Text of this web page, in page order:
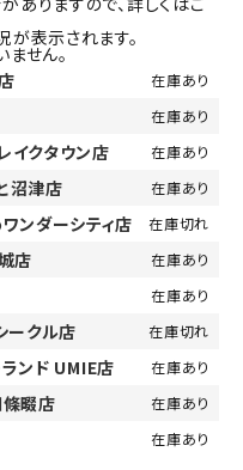
表示されます。
せん。
在庫あり
在庫あり
クタウン店 在庫あり
沼津店 在庫あり
ンダーシティ店 在庫切れ
店 在庫あり
在庫あり
ークル店 在庫切れ
ンド UMIE店 在庫あり
畷店 在庫あり
在庫あり